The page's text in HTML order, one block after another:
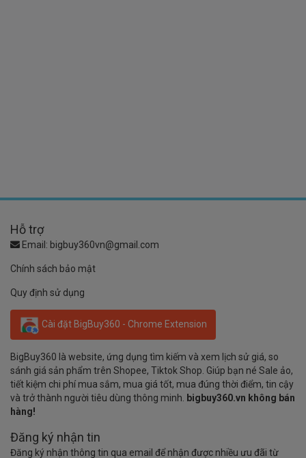
Hỗ trợ
Email: bigbuy360vn@gmail.com
Chính sách bảo mật
Quy định sử dụng
Cài đặt BigBuy360 - Chrome Extension
BigBuy360 là website, ứng dụng tìm kiếm và xem lịch sử giá, so
sánh giá sản phẩm trên Shopee, Tiktok Shop. Giúp bạn né Sale ảo,
tiết kiệm chi phí mua sắm, mua giá tốt, mua đúng thời điểm, tin cậy
và trở thành người tiêu dùng thông minh. bigbuy360.vn không bán
hàng!
Đăng ký nhận tin
Đăng ký nhận thông tin qua email để nhận được nhiều ưu đãi từ